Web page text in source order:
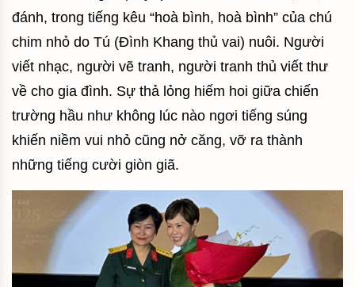
đánh, trong tiếng kêu “hoà bình, hoà bình” của chú
chim nhỏ do Tú (Đình Khang thủ vai) nuôi. Người
viết nhạc, người vẽ tranh, người tranh thủ viết thư
về cho gia đình. Sự thả lỏng hiếm hoi giữa chiến
trường hầu như không lúc nào ngơi tiếng súng
khiến niềm vui nhỏ cũng nở căng, vỡ ra thành
những tiếng cười giòn giã.